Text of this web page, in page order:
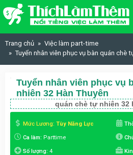
Skip to content
Trang chủ
Việc làm part-time
Tuyển nhân viên phục vụ bàn quán chè
Tuyển nhân viên phục vụ
nhiên 32 Hàn Thuyên
quán chè tự nhiên 32
Mức Lương: Tùy Năng Lực
Ca làm: Parttime
Số lượng: 4